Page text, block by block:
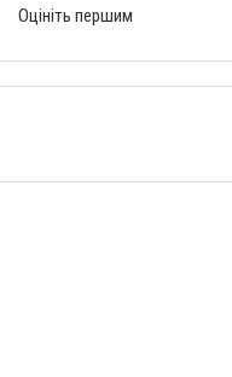
Оцініть першим